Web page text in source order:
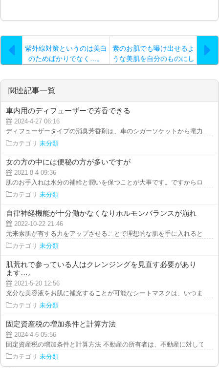
紫外線対策というのは美白
のためばかりでなく…。
素のお肌でも曝け出せるよ
うな美肌を自分のものにし
関連記事一覧
車内用のディフューザーで芳香できる
2024-4-27 06:16
ディフューザータイプの消臭芳香剤は、車のシガーソケットから電力を供
カテゴリ 未分類
女の方の中には便秘の方が多いですが
2021-8-4 09:36
肌のお手入れは水分の補給と潤いを保つことが大事です。ですからローシ
カテゴリ 未分類
自律神経機能が十分働かなくなりホルモンバランスが崩れ
2022-10-22 21:46
元来素肌が有する力をアップさせることで理想的な肌を手に入れると言う
カテゴリ 未分類
肌荒れで参っている人はクレンジングを見直す必要があり
ます…。
2021-5-20 12:56
充分な美容液をお肌に補充することが可能なシートマスクは、いつまでも
カテゴリ 未分類
固定資産税の増加条件と計算方法
2024-4-6 05:56
固定資産税の増加条件と計算方法 不動産の所有者は、不動産に対して定
カテゴリ 未分類